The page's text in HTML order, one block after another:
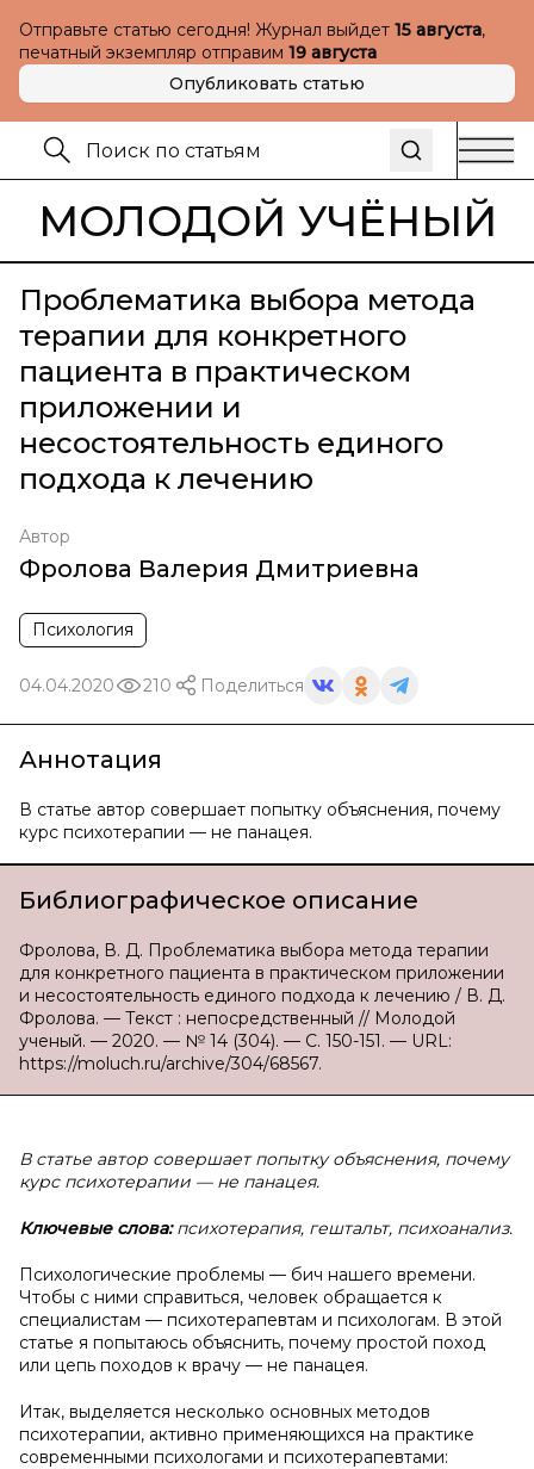
Отправьте статью сегодня! Журнал выйдет 15 августа,
печатный экземпляр отправим 19 августа
Опубликовать статью
МОЛОДОЙ УЧЁНЫЙ
Проблематика выбора метода
терапии для конкретного
пациента в практическом
приложении и
несостоятельность единого
подхода к лечению
Автор
Фролова Валерия Дмитриевна
Психология
04.04.2020 210 Поделиться
Аннотация
В статье автор совершает попытку объяснения, почему
курс психотерапии — не панацея.
Библиографическое описание
Фролова, В. Д. Проблематика выбора метода терапии
для конкретного пациента в практическом приложении
и несостоятельность единого подхода к лечению / В. Д.
Фролова. — Текст : непосредственный // Молодой
ученый. — 2020. — № 14 (304). — С. 150-151. — URL:
https://moluch.ru/archive/304/68567.
В статье автор совершает попытку объяснения, почему
курс психотерапии — не панацея.
Ключевые слова:психотерапия, гештальт, психоанализ.
Психологические проблемы — бич нашего времени.
Чтобы с ними справиться, человек обращается к
специалистам — психотерапевтам и психологам. В этой
статье я попытаюсь объяснить, почему простой поход
или цепь походов к врачу — не панацея.
Итак, выделяется несколько основных методов
психотерапии, активно применяющихся на практике
современными психологами и психотерапевтами: